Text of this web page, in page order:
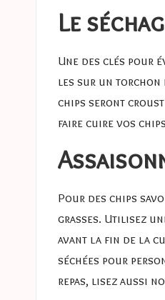
Le
Une des clés pour
les sur un torchon
chips seront
faire cuire vos
Pour des chips
grasses. Utilisez
avant la fin de la
séchées pour
repas, lisez aussi